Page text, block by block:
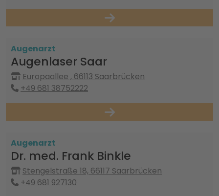
Augenarzt
Augenlaser Saar
Europaallee , 66113 Saarbrücken
+49 681 38752222
Augenarzt
Dr. med. Frank Binkle
Stengelstraße 18, 66117 Saarbrücken
+49 681 927130